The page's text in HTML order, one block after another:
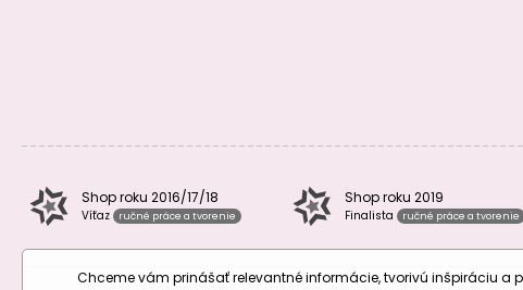
Shop roku 2016/17/18
Víťaz ručné práce a tvorenie
Shop roku 2019
Finalista ručné práce a tvorenie
Chceme vám prinášať relevantné informácie, tvorivú inšpiráciu a